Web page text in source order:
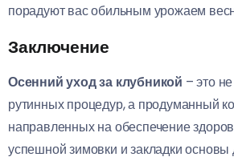
порадуют вас обильным урожаем
Заключение
Осенний уход за клубникой – это
рутинных процедур, а продуманный
направленных на обеспечение
успешной зимовки и закладки основы